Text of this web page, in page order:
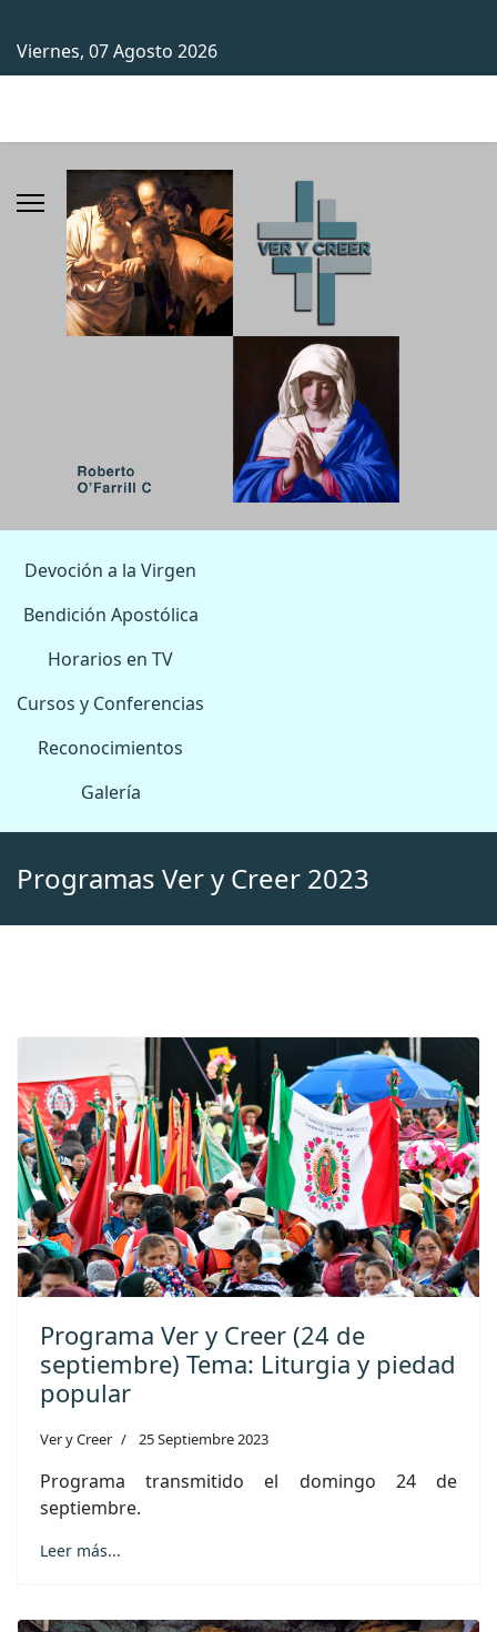
Viernes, 07 Agosto 2026
Devoción a la Virgen
Bendición Apostólica
Horarios en TV
Cursos y Conferencias
Reconocimientos
Galería
Programas Ver y Creer 2023
Programa Ver y Creer (24 de
septiembre) Tema: Liturgia y piedad
popular
Ver y Creer 25 Septiembre 2023
Programa transmitido el domingo 24 de
septiembre.
Leer más...